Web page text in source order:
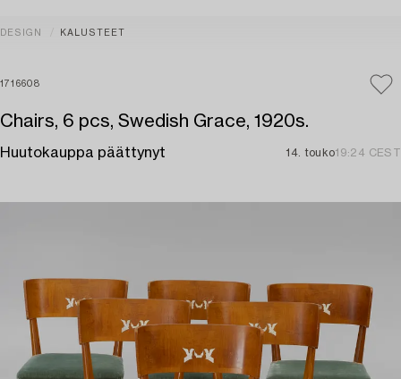
DESIGN KALUSTEET
1716608
Chairs, 6 pcs, Swedish Grace, 1920s.
Huutokauppa päättynyt 14. touko19:24 CEST